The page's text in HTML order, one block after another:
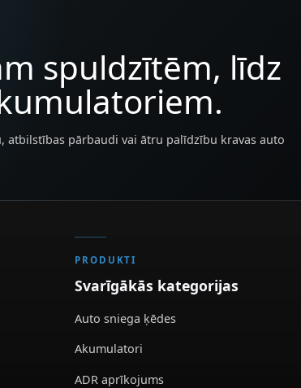
spuldzītēm, līdz
atbilstības pārbaudi vai ātru palīdzību kravas auto
PRODUKTI
Svarīgākās kategorijas
Auto sniega ķēdes
Akumulatori
ADR aprīkojums